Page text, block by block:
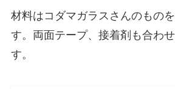
材料はコダマガラスさんのもの
す。両面テープ、接着剤も合わ
す。